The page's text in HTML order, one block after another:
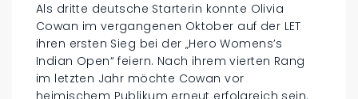
Als dritte deutsche Starterin konnte Olivia
Cowan im vergangenen Oktober auf der LET
ihren ersten Sieg bei der „Hero Womens’s
Indian Open“ feiern. Nach ihrem vierten Rang
im letzten Jahr möchte Cowan vor